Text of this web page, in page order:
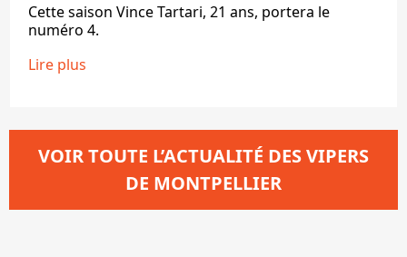
Cette saison Vince Tartari, 21 ans, portera le
numéro 4.
Lire plus
VOIR TOUTE L’ACTUALITÉ DES VIPERS
DE MONTPELLIER